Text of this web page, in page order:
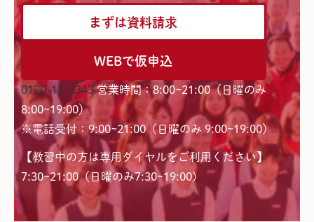
まずは資料請求
WEBで仮申込
0120-15-6343 営業時間：8:00~21:00（日曜のみ
8:00~19:00）
※電話受付：9:00~21:00（日曜のみ 9:00~19:00）
【教習中の方は専用ダイヤルをご利用ください】
7:30~21:00（日曜のみ7:30~19:00)